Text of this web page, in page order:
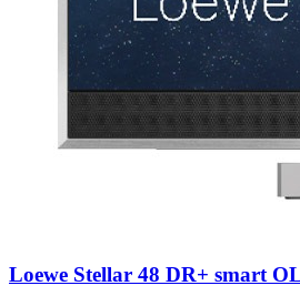
Loewe Stellar 48 DR+ smart